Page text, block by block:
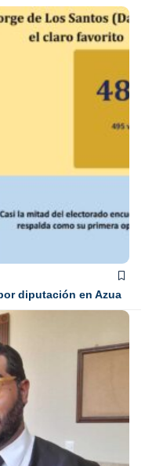
diputación en Azua